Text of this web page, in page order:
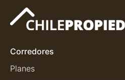
Corredores
Planes